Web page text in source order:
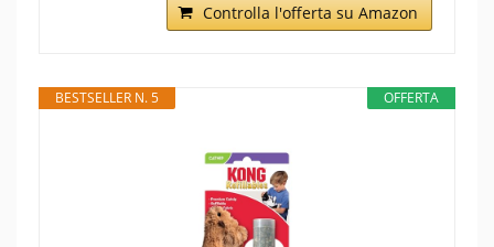
Controlla l'offerta su Amazon
OFFERTA
BESTSELLER N. 5